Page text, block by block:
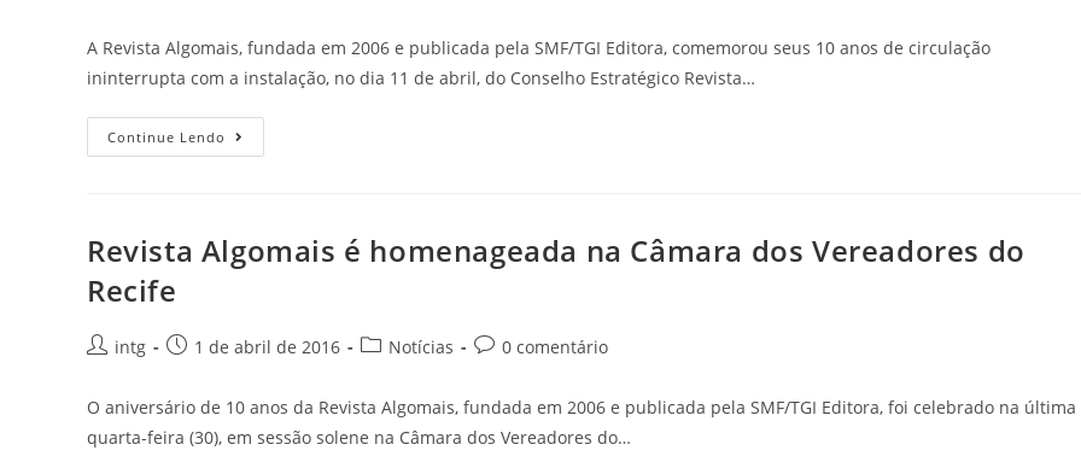
A Revista Algomais, fundada em 2006 e publicada pela SMF/TGI Editora, comemorou seus 10 anos de circulação
ininterrupta com a instalação, no dia 11 de abril, do Conselho Estratégico Revista…
Continue Lendo
Revista Algomais é homenageada na Câmara dos Vereadores do
Recife
intg 1 de abril de 2016 Notícias 0 comentário
O aniversário de 10 anos da Revista Algomais, fundada em 2006 e publicada pela SMF/TGI Editora, foi celebrado na última
quarta-feira (30), em sessão solene na Câmara dos Vereadores do…